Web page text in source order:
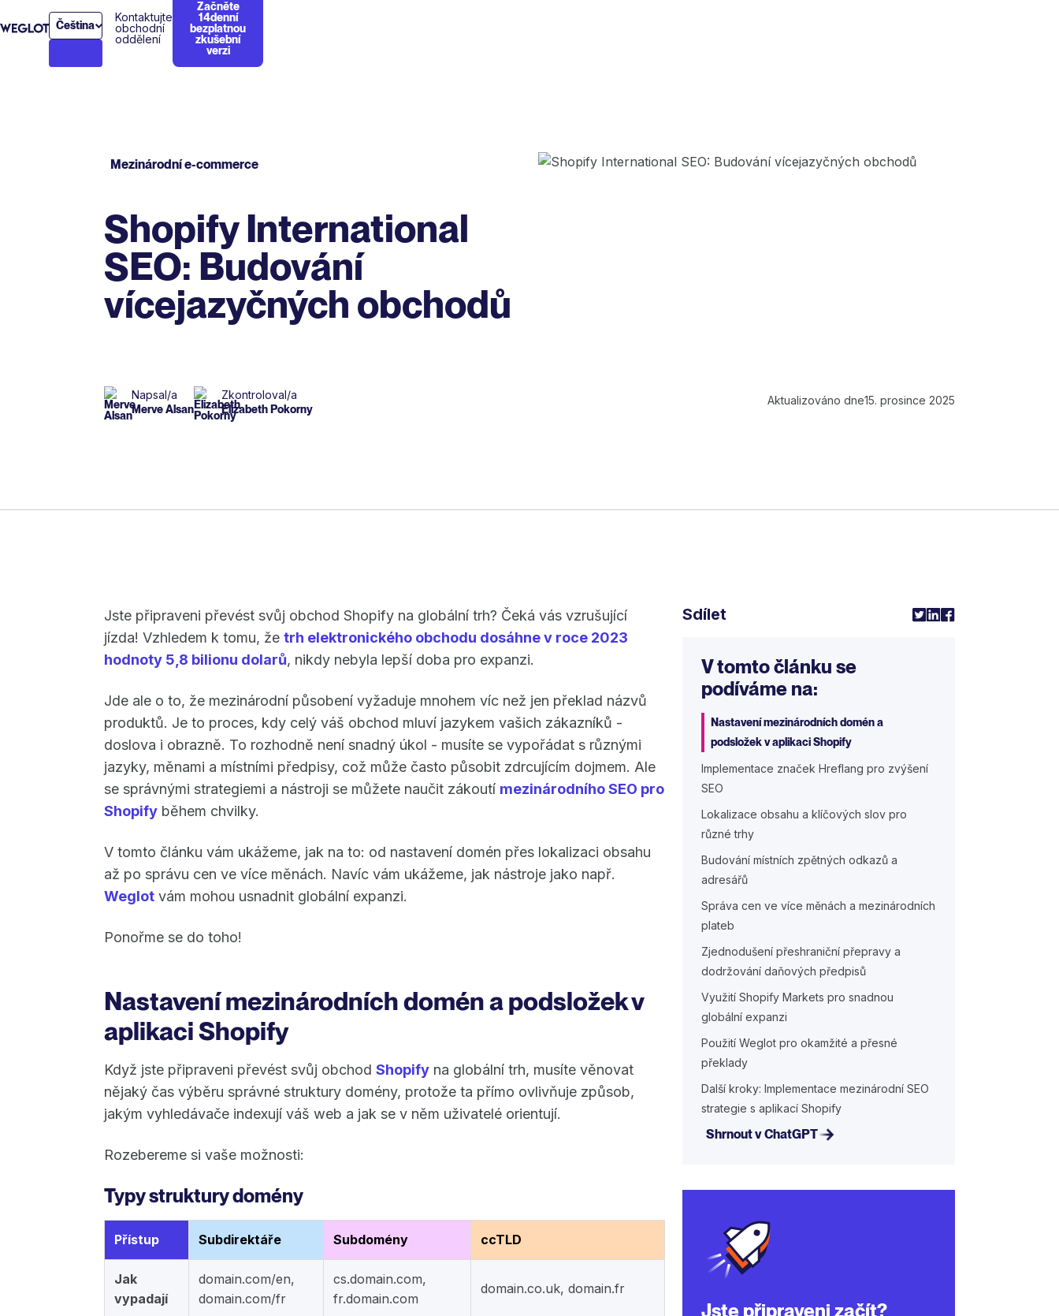
Čeština
Kontaktujte
obchodní
oddělení
Začněte
14denní
bezplatnou
zkušební
verzi
Mezinárodní e-commerce
Shopify International
SEO: Budování
vícejazyčných obchodů
Napsal/a
Merve Alsan
Zkontroloval/a
Elizabeth Pokorny
Aktualizováno dne15. prosince 2025
Jste připraveni převést svůj obchod Shopify na globální trh? Čeká vás vzrušující
jízda! Vzhledem k tomu, že trh elektronického obchodu dosáhne v roce 2023
hodnoty 5,8 bilionu dolarů, nikdy nebyla lepší doba pro expanzi.
Jde ale o to, že mezinárodní působení vyžaduje mnohem víc než jen překlad názvů
produktů. Je to proces, kdy celý váš obchod mluví jazykem vašich zákazníků -
doslova i obrazně. To rozhodně není snadný úkol - musíte se vypořádat s různými
jazyky, měnami a místními předpisy, což může často působit zdrcujícím dojmem. Ale
se správnými strategiemi a nástroji se můžete naučit zákoutí mezinárodního SEO pro
Shopify během chvilky.
V tomto článku vám ukážeme, jak na to: od nastavení domén přes lokalizaci obsahu
až po správu cen ve více měnách. Navíc vám ukážeme, jak nástroje jako např.
Weglot vám mohou usnadnit globální expanzi.
Ponořme se do toho!
Nastavení mezinárodních domén a podsložek v
aplikaci Shopify
Když jste připraveni převést svůj obchod Shopify na globální trh, musíte věnovat
nějaký čas výběru správné struktury domény, protože ta přímo ovlivňuje způsob,
jakým vyhledávače indexují váš web a jak se v něm uživatelé orientují.
Rozebereme si vaše možnosti:
Typy struktury domény
Přístup Subdirektáře Subdomény ccTLD
Jak
vypadají
domain.com/en,
domain.com/fr
cs.domain.com,
fr.domain.com
domain.co.uk, domain.fr
Sdílet
V tomto článku se
podíváme na:
Nastavení mezinárodních domén a
podsložek v aplikaci Shopify
Implementace značek Hreflang pro zvýšení
SEO
Lokalizace obsahu a klíčových slov pro
různé trhy
Budování místních zpětných odkazů a
adresářů
Správa cen ve více měnách a mezinárodních
plateb
Zjednodušení přeshraniční přepravy a
dodržování daňových předpisů
Využití Shopify Markets pro snadnou
globální expanzi
Použití Weglot pro okamžité a přesné
překlady
Další kroky: Implementace mezinárodní SEO
strategie s aplikací Shopify
Shrnout v ChatGPT
Jste připraveni začít?